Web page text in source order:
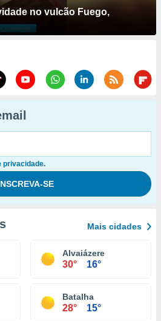
no vulcão Fuego,
privacidade.
Mais cidades
Alvaiázere
30° 16°
Batalha
28° 15°